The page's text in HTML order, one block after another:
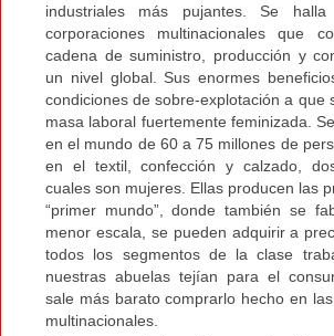
industriales más pujantes. Se
corporaciones multinacionales que
cadena de suministro, producción y
un nivel global. Sus enormes
condiciones de sobre-explotación a que
masa laboral fuertemente feminizada.
en el mundo de 60 a 75 millones de
en el textil, confección y calzado,
cuales son mujeres. Ellas producen las
“primer mundo”, donde también se
menor escala, se pueden adquirir a
todos los segmentos de la clase
nuestras abuelas tejían para el
sale más barato comprarlo hecho en
multinacionales.